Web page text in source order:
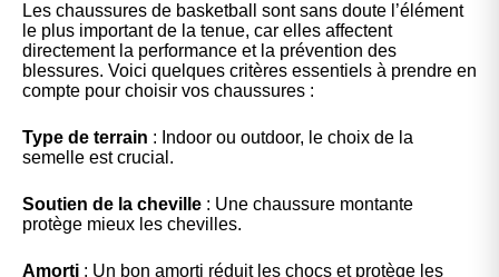
Les chaussures de basketball sont sans doute l’élément
le plus important de la tenue, car elles affectent
directement la performance et la prévention des
blessures. Voici quelques critères essentiels à prendre en
compte pour choisir vos chaussures :
Type de terrain : Indoor ou outdoor, le choix de la
semelle est crucial.
Soutien de la cheville : Une chaussure montante
protège mieux les chevilles.
Amorti : Un bon amorti réduit les chocs et protège les